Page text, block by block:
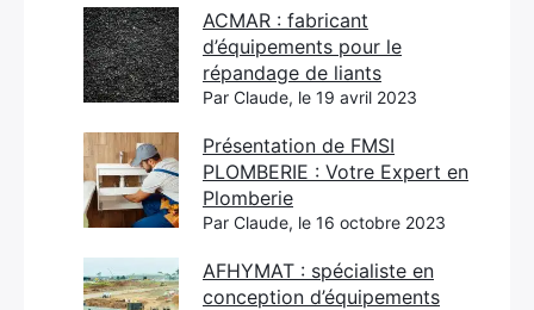
ACMAR : fabricant
d’équipements pour le
répandage de liants
Par Claude, le 19 avril 2023
Présentation de FMSI
PLOMBERIE : Votre Expert en
Plomberie
Par Claude, le 16 octobre 2023
AFHYMAT : spécialiste en
conception d’équipements